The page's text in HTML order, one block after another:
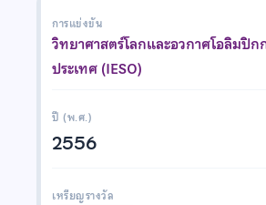
การแข่งขัน
วิทยาศาสตร์โลกและอวกาศโอลิมปิก
ประเทศ (IESO)
ปี (พ.ศ.)
2556
เหรียญรางวัล